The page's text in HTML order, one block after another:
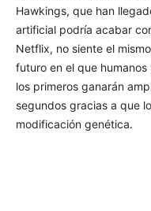
Hawkings, que han
artificial podría acabar
Netflix, no siente el
futuro en el que
los primeros ganarán
segundos gracias a que
modificación genética.